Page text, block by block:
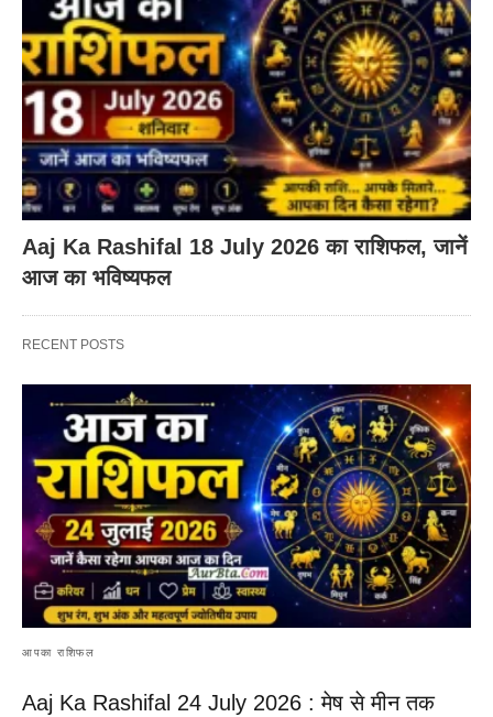
Aaj Ka Rashifal 18 July 2026 का राशिफल, जानें
आज का भविष्यफल
RECENT POSTS
आपका राशिफल
Aaj Ka Rashifal 24 July 2026 : मेष से मीन तक